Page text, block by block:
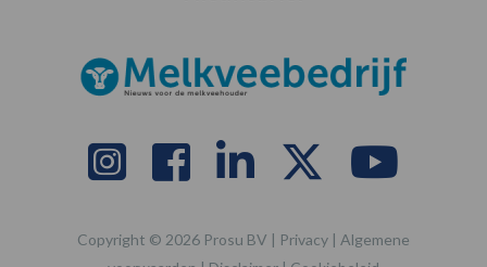
Copyright © 2026 Prosu BV | Privacy | Algemene